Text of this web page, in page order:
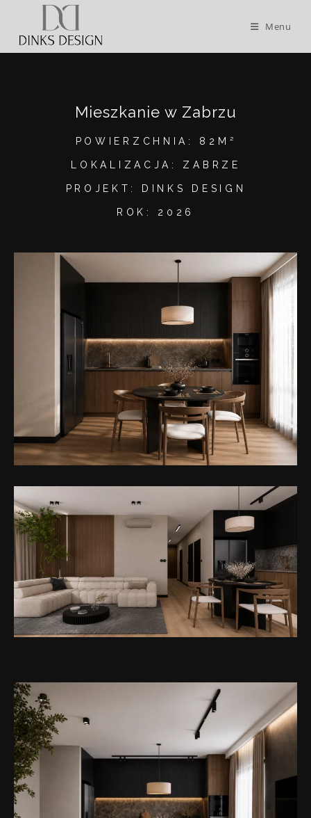
Menu
Mieszkanie w Zabrzu
POWIERZCHNIA: 82M²
LOKALIZACJA: ZABRZE
PROJEKT: DINKS DESIGN
ROK: 2026